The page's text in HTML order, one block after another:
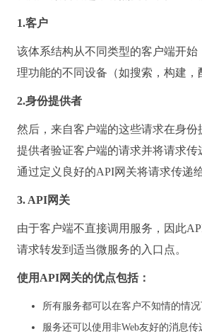
1.客户
该体系结构从不同类型的客户端开始
理功能的不同设备（如搜索，构建，
2.身份提供者
然后，来自客户端的这些请求在身份
提供者验证客户端的请求并将请求传
通过定义良好的API网关将请求传递
3. API网关
由于客户端不直接调用服务，因此
请求转发到适当微服务的入口点。
使用API网关的优点包括：
所有服务都可以在客户不知情的情况
服务还可以使用非Web友好的消息传